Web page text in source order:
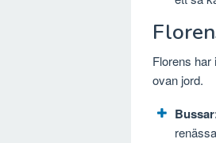
Florens har
ovan jord.